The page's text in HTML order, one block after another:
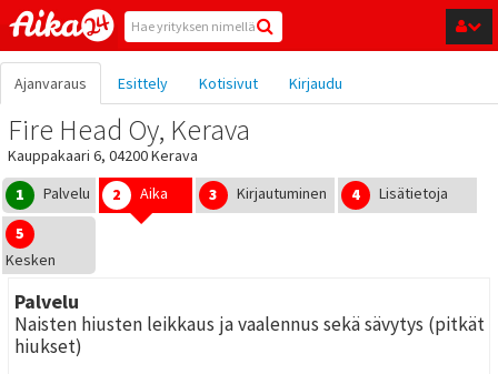
Hyppää pääsisältöön
Ajanvaraus Esittely Kotisivut Kirjaudu
Fire Head Oy, Kerava
Kauppakaari 6, 04200 Kerava
1
Palvelu 2 Aika 3 Kirjautuminen 4
Lisätietoja
5
Kesken
Palvelu
Naisten hiusten leikkaus ja vaalennus sekä sävytys (pitkät
hiukset)